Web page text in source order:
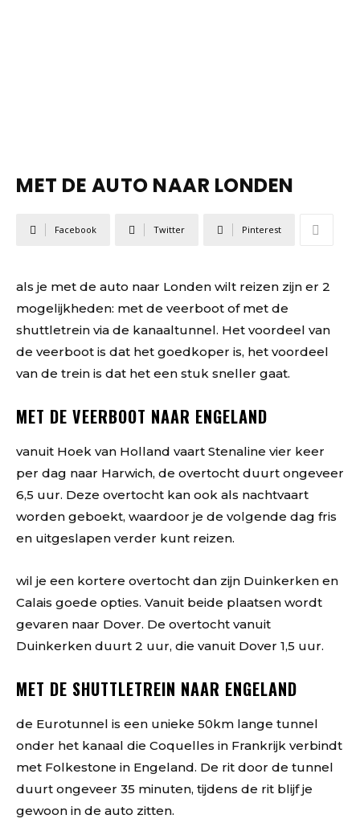
MET DE AUTO NAAR LONDEN
Facebook Twitter Pinterest
als je met de auto naar Londen wilt reizen zijn er 2
mogelijkheden: met de veerboot of met de
shuttletrein via de kanaaltunnel. Het voordeel van
de veerboot is dat het goedkoper is, het voordeel
van de trein is dat het een stuk sneller gaat.
MET DE VEERBOOT NAAR ENGELAND
vanuit Hoek van Holland vaart Stenaline vier keer
per dag naar Harwich, de overtocht duurt ongeveer
6,5 uur. Deze overtocht kan ook als nachtvaart
worden geboekt, waardoor je de volgende dag fris
en uitgeslapen verder kunt reizen.
wil je een kortere overtocht dan zijn Duinkerken en
Calais goede opties. Vanuit beide plaatsen wordt
gevaren naar Dover. De overtocht vanuit
Duinkerken duurt 2 uur, die vanuit Dover 1,5 uur.
MET DE SHUTTLETREIN NAAR ENGELAND
de Eurotunnel is een unieke 50km lange tunnel
onder het kanaal die Coquelles in Frankrijk verbindt
met Folkestone in Engeland. De rit door de tunnel
duurt ongeveer 35 minuten, tijdens de rit blijf je
gewoon in de auto zitten.